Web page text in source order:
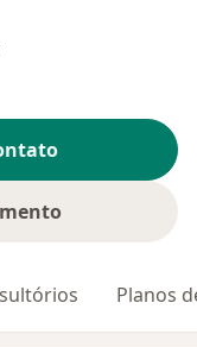
Planos